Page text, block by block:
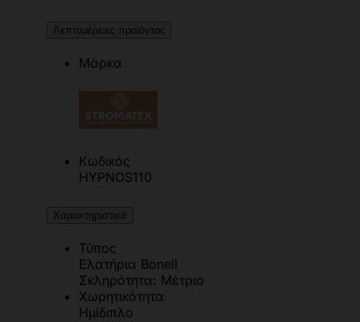
Λεπτομέρειες προϊόντος
Μάρκα
Κωδικός
HYPNOS110
Χαρακτηριστικά
Τύπος
Ελατήρια Bonell
Σκληρότητα: Μέτριο
Χωρητικότητα
Ημίδιπλο